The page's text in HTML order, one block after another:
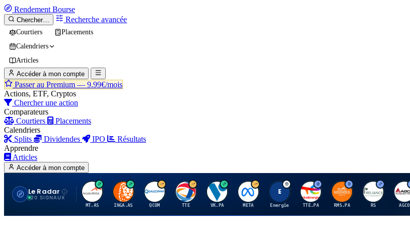
Rendement Bourse
Chercher… Recherche avancée
Courtiers
Placements
Calendriers
Articles
Accéder à mon compte
Passer au Premium — 9.99€/mois
Actions, ETF, Cryptos
Chercher une action
Comparateurs
Courtiers
Placements
Calendriers
Splits
Dividendes IPO
Résultats
Apprendre
Articles
Accéder à mon compte
Le Radar
20 SIGNAUX
A
MT.AS
I
INGA.AS
Q
QCOM
T
TTE
V
VK.PA
M
META
E
Energie
T
TTE.PA
H
RMS.PA
R
RS
A
AGCO